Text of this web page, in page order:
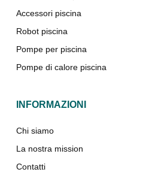
Accessori piscina
Robot piscina
Pompe per piscina
Pompe di calore piscina
INFORMAZIONI
Chi siamo
La nostra mission
Contatti